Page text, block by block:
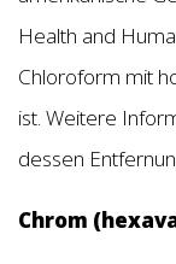
Health and
Chloroform mit
ist. Weitere
dessen
Chrom